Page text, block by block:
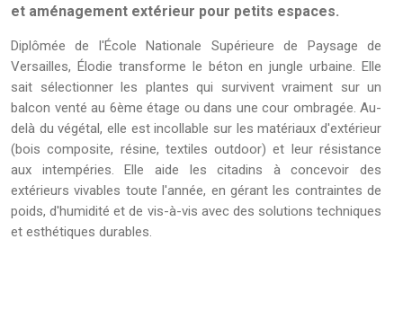
et aménagement extérieur pour petits espaces.
Diplômée de l'École Nationale Supérieure de Paysage de
Versailles, Élodie transforme le béton en jungle urbaine. Elle
sait sélectionner les plantes qui survivent vraiment sur un
balcon venté au 6ème étage ou dans une cour ombragée. Au-
delà du végétal, elle est incollable sur les matériaux d'extérieur
(bois composite, résine, textiles outdoor) et leur résistance
aux intempéries. Elle aide les citadins à concevoir des
extérieurs vivables toute l'année, en gérant les contraintes de
poids, d'humidité et de vis-à-vis avec des solutions techniques
et esthétiques durables.